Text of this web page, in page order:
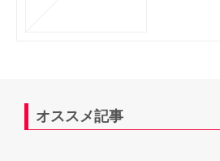
オススメ記事